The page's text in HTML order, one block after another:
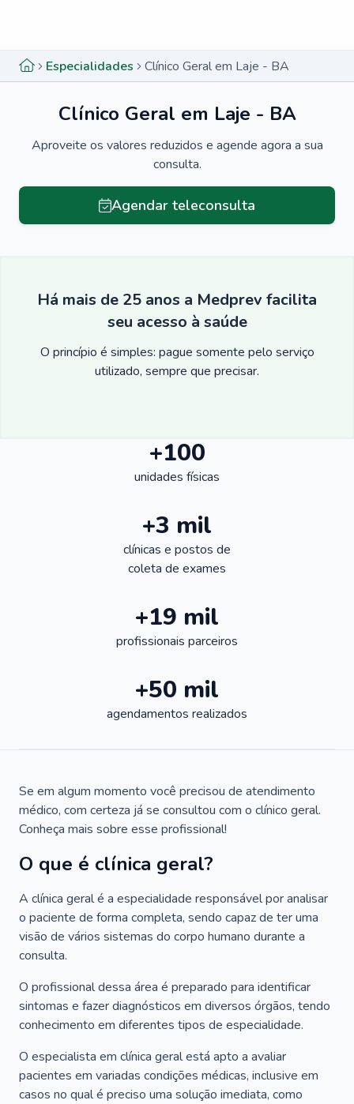
Especialidades Clínico Geral em Laje - BA
Clínico Geral em Laje - BA
Aproveite os valores reduzidos e agende agora a sua
consulta.
Agendar teleconsulta
Há mais de 25 anos a Medprev facilita
seu acesso à saúde
O princípio é simples: pague somente pelo serviço
utilizado, sempre que precisar.
+100
unidades físicas
+3 mil
clínicas e postos de
coleta de exames
+19 mil
profissionais parceiros
+50 mil
agendamentos realizados
Se em algum momento você precisou de atendimento
médico, com certeza já se consultou com o clínico geral.
Conheça mais sobre esse profissional!
O que é clínica geral?
A clínica geral é a especialidade responsável por analisar
o paciente de forma completa, sendo capaz de ter uma
visão de vários sistemas do corpo humano durante a
consulta.
O profissional dessa área é preparado para identificar
sintomas e fazer diagnósticos em diversos órgãos, tendo
conhecimento em diferentes tipos de especialidade.
O especialista em clínica geral está apto a avaliar
pacientes em variadas condições médicas, inclusive em
casos no qual é preciso uma solução imediata, como